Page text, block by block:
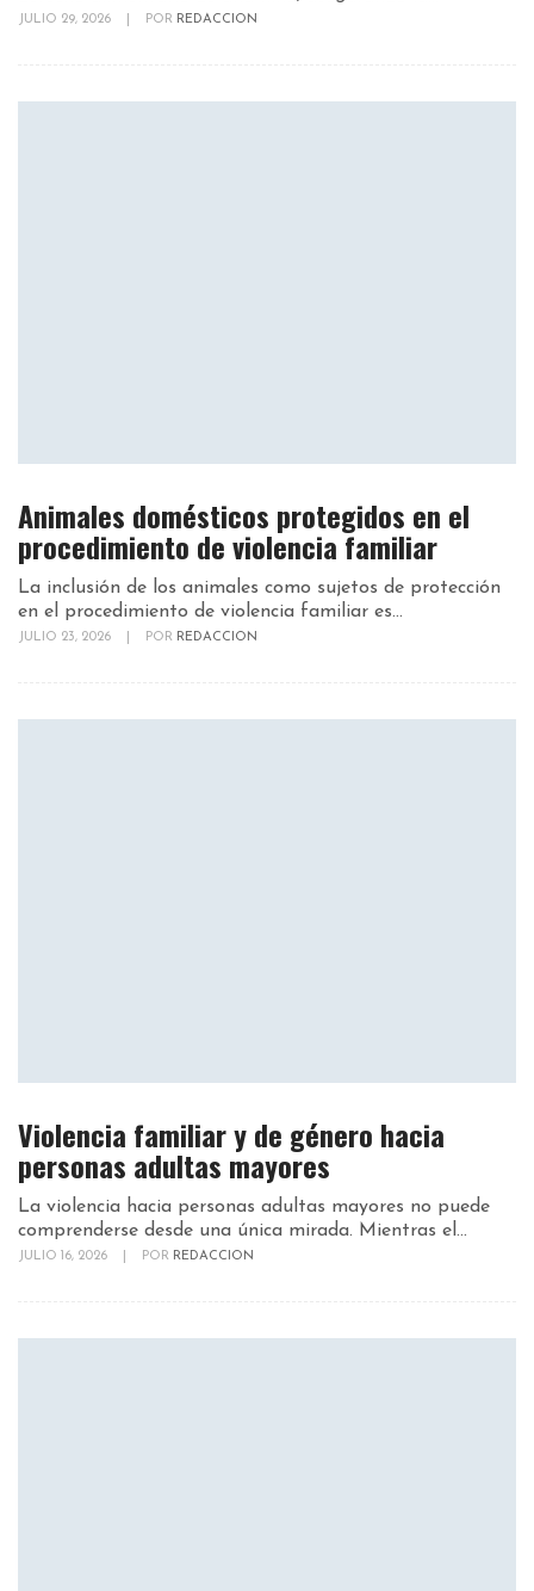
JULIO 29, 2026 POR REDACCION
Animales domésticos protegidos en el
procedimiento de violencia familiar
La inclusión de los animales como sujetos de protección
en el procedimiento de violencia familiar es...
JULIO 23, 2026 POR REDACCION
Violencia familiar y de género hacia
personas adultas mayores
La violencia hacia personas adultas mayores no puede
comprenderse desde una única mirada. Mientras el...
JULIO 16, 2026 POR REDACCION